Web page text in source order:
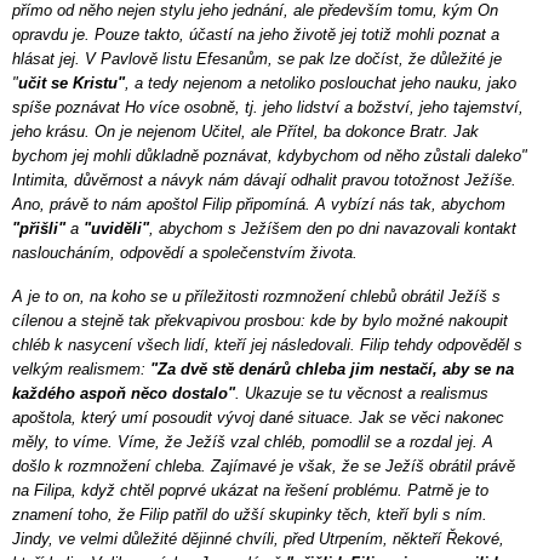
přímo od něho nejen stylu jeho jednání, ale především tomu, kým On
opravdu je. Pouze takto, účastí na jeho životě jej totiž mohli poznat a
hlásat jej. V Pavlově listu Efesanům, se pak lze dočíst, že důležité je
"učit se Kristu", a tedy nejenom a netoliko poslouchat jeho nauku, jako
spíše poznávat Ho více osobně, tj. jeho lidství a božství, jeho tajemství,
jeho krásu. On je nejenom Učitel, ale Přítel, ba dokonce Bratr. Jak
bychom jej mohli důkladně poznávat, kdybychom od něho zůstali daleko"
Intimita, důvěrnost a návyk nám dávají odhalit pravou totožnost Ježíše.
Ano, právě to nám apoštol Filip připomíná. A vybízí nás tak, abychom
"přišli"a "uviděli", abychom s Ježíšem den po dni navazovali kontakt
nasloucháním, odpovědí a společenstvím života.
A je to on, na koho se u příležitosti rozmnožení chlebů obrátil Ježíš s
cílenou a stejně tak překvapivou prosbou: kde by bylo možné nakoupit
chléb k nasycení všech lidí, kteří jej následovali. Filip tehdy odpověděl s
velkým realismem: "Za dvě stě denárů chleba jim nestačí, aby se na
každého aspoň něco dostalo". Ukazuje se tu věcnost a realismus
apoštola, který umí posoudit vývoj dané situace. Jak se věci nakonec
měly, to víme. Víme, že Ježíš vzal chléb, pomodlil se a rozdal jej. A
došlo k rozmnožení chleba. Zajímavé je však, že se Ježíš obrátil právě
na Filipa, když chtěl poprvé ukázat na řešení problému. Patrně je to
znamení toho, že Filip patřil do užší skupinky těch, kteří byli s ním.
Jindy, ve velmi důležité dějinné chvíli, před Utrpením, někteří Řekové,